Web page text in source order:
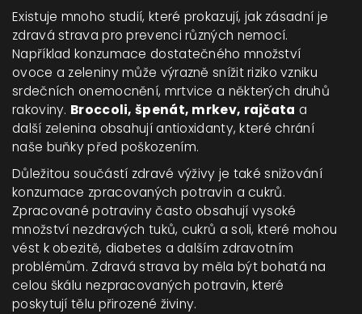
Existuje mnoho studií, které prokazují, jak zásadní je
zdravá strava pro prevenci různých nemocí.
Například konzumace dostatečného množství
ovoce a zeleniny může výrazně snížit riziko vzniku
srdečních onemocnění, mrtvice a některých druhů
rakoviny. Broccoli, špenát, mrkev, rajčata a
další zelenina obsahují antioxidanty, které chrání
naše buňky před poškozením.
Důležitou součástí zdravé výživy je také snižování
konzumace zpracovaných potravin a cukrů.
Zpracované potraviny často obsahují vysoké
množství nezdravých tuků, cukrů a soli, které mohou
vést k obezitě, diabetes a dalším zdravotním
problémům. Zdravá strava by měla být bohatá na
celou škálu nezpracovaných potravin, které
poskytují tělu přirozené živiny.